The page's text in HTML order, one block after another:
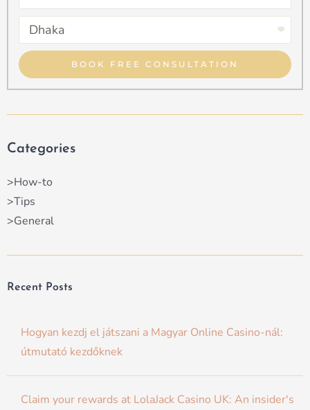
Property
Type
Select
Property
Type
BOOK FREE CONSULTATION
Categories
>How-to
>Tips
>General
Recent Posts
Hogyan kezdj el játszani a Magyar Online Casino-nál:
útmutató kezdőknek
Claim your rewards at LolaJack Casino UK: An insider's